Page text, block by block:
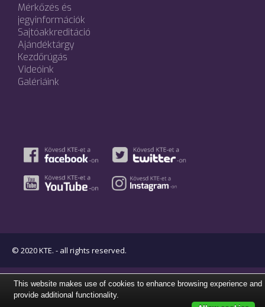
Mérkőzés és
jegyinformációk
Sajtóakkreditáció
Ajándéktárgy
Kezdőrúgás
Videóink
Galériáink
© 2020 KTE. - all rights reserved.
This website makes use of cookies to enhance browsing experience and
provide additional functionality.